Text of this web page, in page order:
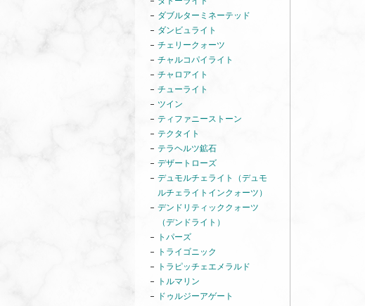
ダブルターミネーテッド
ダンビュライト
チェリークォーツ
チャルコパイライト
チャロアイト
チューライト
ツイン
ティファニーストーン
テクタイト
テラヘルツ鉱石
デザートローズ
デュモルチェライト（デュモ
ルチェライトインクォーツ）
デンドリティッククォーツ
（デンドライト）
トパーズ
トライゴニック
トラピッチェエメラルド
トルマリン
ドゥルジーアゲート